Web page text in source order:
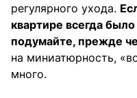
регулярного ухода.
квартире всегда
подумайте, прежде
на миниатюрность,
много.